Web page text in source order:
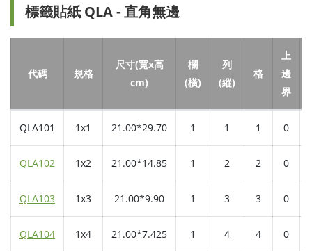
標籤貼紙 QLA - 直角無邊
代碼 規格
尺寸(寬x高
cm)
欄
(橫)
列
(縱)
格
上
邊
界
QLA101 1x1 21.00*29.70 1 1 1 0
QLA102 1x2 21.00*14.85 1 2 2 0
QLA103 1x3 21.00*9.90 1 3 3 0
QLA104 1x4 21.00*7.425 1 4 4 0